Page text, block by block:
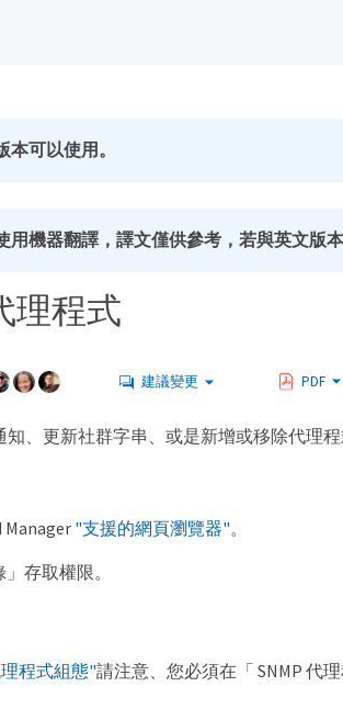
可以使用。
用機器翻譯，譯文僅供參考，若與英文版
理程式
建議變更 PDF
知、更新社群字串、或是新增或移除代理程
"支援的網頁瀏覽器"。
存取權限。
程式組態"請注意、您必須在「 SNMP 代